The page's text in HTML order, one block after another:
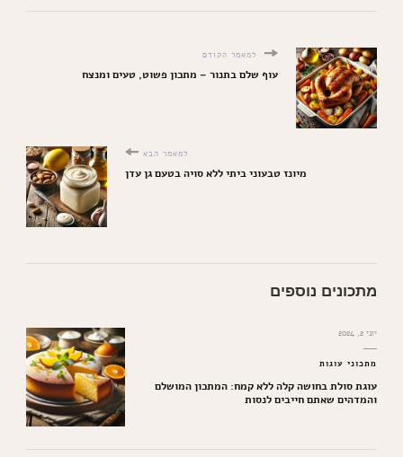
למאמר הקודם
עוף שלם בתנור – מתכון פשוט, טעים ומנצח
למאמר הבא
מיונז טבעוני ביתי ללא סויה בטעם גן עדן
מתכונים נוספים
יוני 2, 2024
מתכוני עוגות
עוגת סולת בחושה קלה ללא קמח: המתכון המושלם
והמדהים שאתם חייבים לנסות